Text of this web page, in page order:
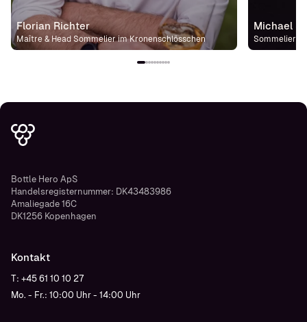
Florian Richter
Maître & Head Sommelier im Kronenschlösschen
Michael
Sommelier
Bottle Hero ApS
Handelsregisternummer: DK43483986
Amaliegade 16C
DK1256 Kopenhagen
Kontakt
T: +45 61 10 10 27
Mo. - Fr.: 10:00 Uhr - 14:00 Uhr